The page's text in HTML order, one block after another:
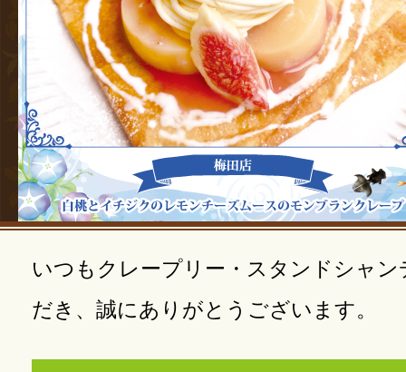
いつもクレープリー・スタンドシャ
だき、誠にありがとうございます。